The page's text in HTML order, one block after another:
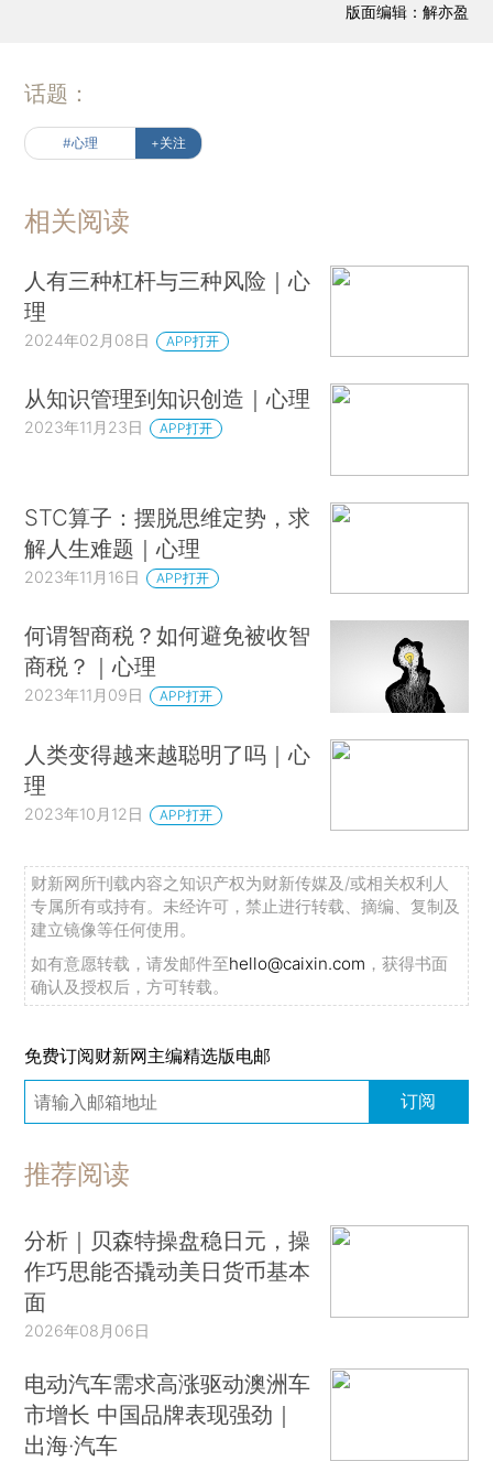
版面编辑：解亦盈
话题：
#心理 +关注
相关阅读
人有三种杠杆与三种风险｜心
理
2024年02月08日 APP打开
从知识管理到知识创造｜心理
2023年11月23日 APP打开
STC算子：摆脱思维定势，求
解人生难题｜心理
2023年11月16日 APP打开
何谓智商税？如何避免被收智
商税？｜心理
2023年11月09日 APP打开
人类变得越来越聪明了吗｜心
理
2023年10月12日 APP打开
财新网所刊载内容之知识产权为财新传媒及/或相关权利人
专属所有或持有。未经许可，禁止进行转载、摘编、复制及
建立镜像等任何使用。
如有意愿转载，请发邮件至hello@caixin.com ，获得书面
确认及授权后，方可转载。
免费订阅财新网主编精选版电邮
订阅
推荐阅读
分析｜贝森特操盘稳日元，操
作巧思能否撬动美日货币基本
面
2026年08月06日
电动汽车需求高涨驱动澳洲车
市增长 中国品牌表现强劲｜
出海·汽车